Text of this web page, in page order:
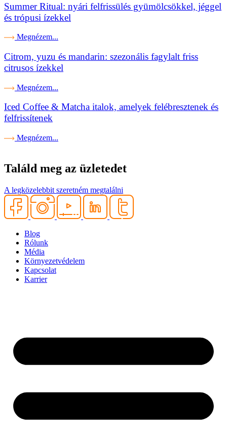
Summer Ritual: nyári felfrissülés gyümölcsökkel, jéggel
és trópusi ízekkel
Megnézem...
Citrom, yuzu és mandarin: szezonális fagylalt friss
citrusos ízekkel
Megnézem...
Iced Coffee & Matcha italok, amelyek felébresztenek és
felfrissítenek
Megnézem...
Találd meg az üzletedet
A legközelebbit szeretném megtalálni
Blog
Rólunk
Média
Környezetvédelem
Kapcsolat
Karrier